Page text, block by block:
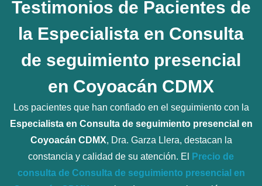
Testimonios de Pacientes de
la Especialista en Consulta
de seguimiento presencial
en Coyoacán CDMX
Los pacientes que han confiado en el seguimiento con la
Especialista en Consulta de seguimiento presencial en
Coyoacán CDMX, Dra. Garza Llera, destacan la
constancia y calidad de su atención. El
Precio de
consulta de Consulta de seguimiento presencial en